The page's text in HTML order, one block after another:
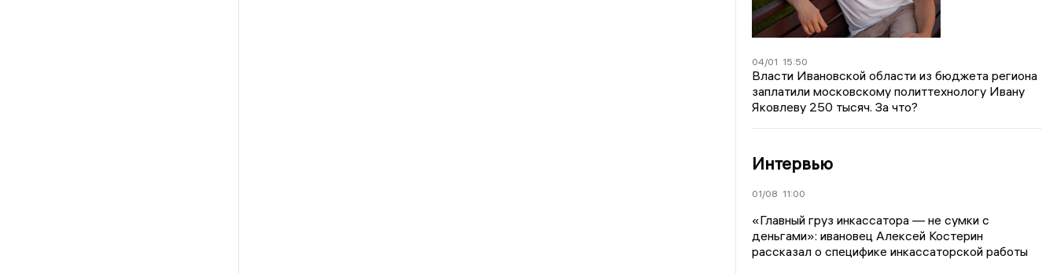
04/01 15:50
Власти Ивановской области из бюджета региона
заплатили московскому политтехнологу Ивану
Яковлеву 250 тысяч. За что?
Интервью
01/08 11:00
«Главный груз инкассатора — не сумки с
деньгами»: ивановец Алексей Костерин
рассказал о специфике инкассаторской работы